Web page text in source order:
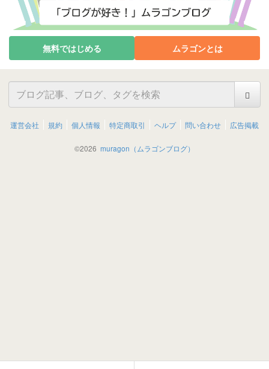
無料ではじめる ムラゴンとは
運営会社 規約 個人情報 特定商取引 ヘルプ 問い合わせ 広告掲載
©2026 muragon（ムラゴンブログ）